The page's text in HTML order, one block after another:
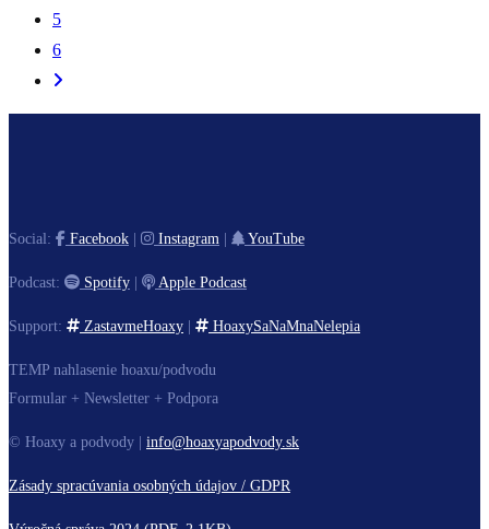
5
6
Social: Facebook Instagram YouTube
Podcast: Spotify Apple Podcast
Support: ZastavmeHoaxy HoaxySaNaMnaNelepia
TEMP nahlasenie hoaxu/podvodu
Formular + Newsletter + Podpora
© Hoaxy a podvody | info@hoaxyapodvody.sk
Zásady spracúvania osobných údajov / GDPR